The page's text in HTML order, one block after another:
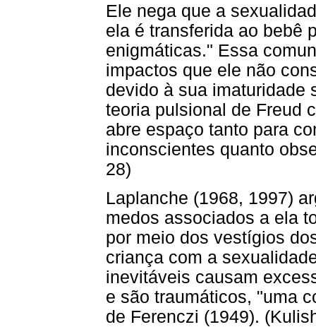
Ele nega que a
ela é transferida ao bebê
enigmáticas." Essa
impactos que ele não
devido à sua imaturidade
teoria pulsional de Freud
abre espaço tanto para
inconscientes quanto
28)
Laplanche (1968, 1997)
medos associados a ela
por meio dos vestígios
criança com a
inevitáveis causam
e são traumáticos, "uma
de Ferenczi (1949).